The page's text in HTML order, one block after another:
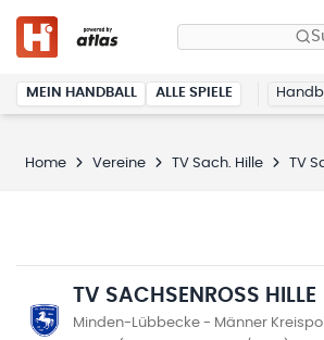
MEIN HANDBALL ALLE SPIELE
Home Vereine TV Sach. Hille TV
TV SACHSENROSS HILLE
Minden-Lübbecke - Männer